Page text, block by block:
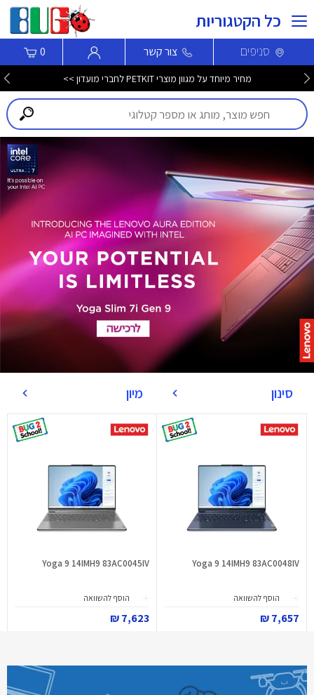
כל הקטגוריות
סניפים צור קשר 0
מחיר מיוחד על מגוון מוצרי PETKIT לחברי מועדון >>
סינון מיון
Yoga 9 14IMH9 83AC0048IV
הוסף להשוואה
7,657 ₪
Yoga 9 14IMH9 83AC0045IV
הוסף להשוואה
7,623 ₪